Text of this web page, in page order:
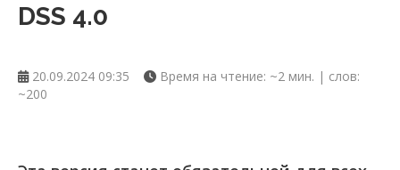
DSS 4.0
20.09.2024 09:35
Время на чтение: ~2 мин. | слов:
~200